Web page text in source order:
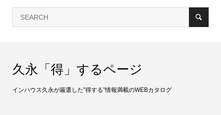
久永「得」するページ
インハウス久永が厳選した”得する”情報満載のWEBカタログ